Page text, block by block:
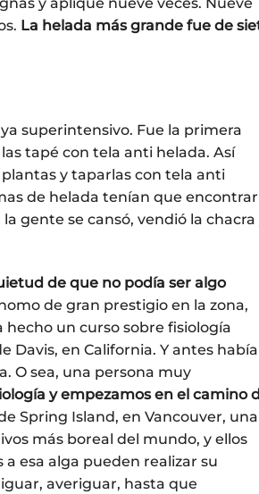
y apliqué nueve veces. Nueve
La helada más grande fue de
superintensivo. Fue la primera
tapé con tela anti helada. Así
y taparlas con tela anti
de helada tenían que encontrar
gente se cansó, vendió la chacra
de que no podía ser algo
de gran prestigio en la zona,
un curso sobre fisiología
Davis, en California. Y antes había
O sea, una persona muy
y empezamos en el camino
Spring Island, en Vancouver, una
más boreal del mundo, y ellos
a esa alga pueden realizar su
averiguar, hasta que